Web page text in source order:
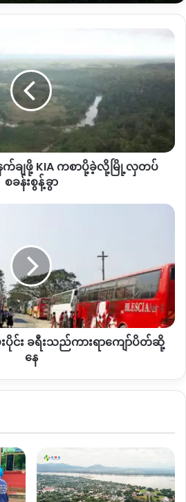
က ရွှေကူနယ် မံဝိန်းကြီးစခန်းသိမ်းခံရ
ော်တပ်ထိုင်နေတာဖြစ်ပြီး အများစုက န
ပြေးသွားကြတယ်လို့ သိရပါတယ်။
ဘက်က ကျွန်တော်တို့ဘက်ကပိတ်
က်ကိုလည်းပိတ်ထားတယ်။ သူတိူ့တွက်
နန့်လင်းပါဘက်ကိုဟထားပးတာနန့်
သူတို့ဟောင်ဝင်စာအမြောက်တွေနဲ့ လှမ်း
ယ်အဲ့ဒီပစ်တဲ့ဘက်ကိုပဲသူတို့ပြန်ဆုတ်
စတဲ့ လက်နက်ခဲရမ်းတွေ ၁၀ ဘီးကား
မယ့် စခန်းသိမ်းတဲ့နေ့မှာပဲစစ်ကောင်စီ
းကျဲဖျက်စီးခဲ့တာကြောင့်
းတစ်ချို့က အပျက်အစီးတွေပဲ ဖြစ်
စ်ကောင်စီဘက်က ၇၀ ဝန်းကျင် သေဆုံး
လည်းKPDF
Copy URL
ချဖို့ KIA ကစာပို့ခဲ့လို့မြို့လှတပ်
စခန်းစွန့်ခွာ
င်း ခရီးသည်ကားရာကျော်ပိတ်ဆို့
နေ